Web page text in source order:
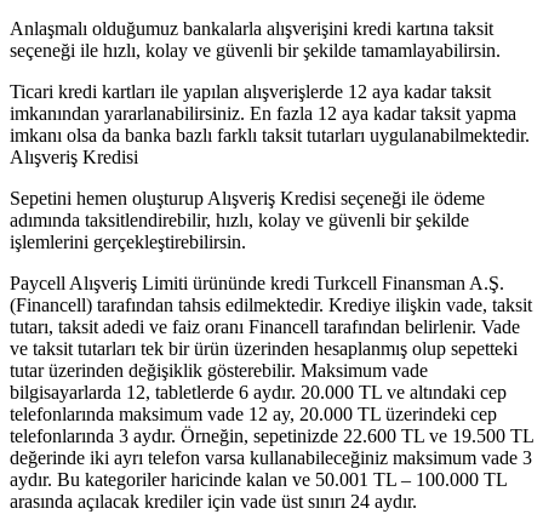
Anlaşmalı olduğumuz bankalarla alışverişini kredi kartına taksit
seçeneği ile hızlı, kolay ve güvenli bir şekilde tamamlayabilirsin.
Ticari kredi kartları ile yapılan alışverişlerde 12 aya kadar taksit
imkanından yararlanabilirsiniz. En fazla 12 aya kadar taksit yapma
imkanı olsa da banka bazlı farklı taksit tutarları uygulanabilmektedir.
Alışveriş Kredisi
Sepetini hemen oluşturup Alışveriş Kredisi seçeneği ile ödeme
adımında taksitlendirebilir, hızlı, kolay ve güvenli bir şekilde
işlemlerini gerçekleştirebilirsin.
Paycell Alışveriş Limiti ürününde kredi Turkcell Finansman A.Ş.
(Financell) tarafından tahsis edilmektedir. Krediye ilişkin vade, taksit
tutarı, taksit adedi ve faiz oranı Financell tarafından belirlenir. Vade
ve taksit tutarları tek bir ürün üzerinden hesaplanmış olup sepetteki
tutar üzerinden değişiklik gösterebilir. Maksimum vade
bilgisayarlarda 12, tabletlerde 6 aydır. 20.000 TL ve altındaki cep
telefonlarında maksimum vade 12 ay, 20.000 TL üzerindeki cep
telefonlarında 3 aydır. Örneğin, sepetinizde 22.600 TL ve 19.500 TL
değerinde iki ayrı telefon varsa kullanabileceğiniz maksimum vade 3
aydır. Bu kategoriler haricinde kalan ve 50.001 TL – 100.000 TL
arasında açılacak krediler için vade üst sınırı 24 aydır.